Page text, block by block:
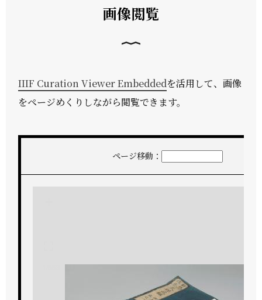
画像閲覧
IIIF Curation Viewer Embeddedを活用して、画像
をページめくりしながら閲覧できます。
ページ移動：